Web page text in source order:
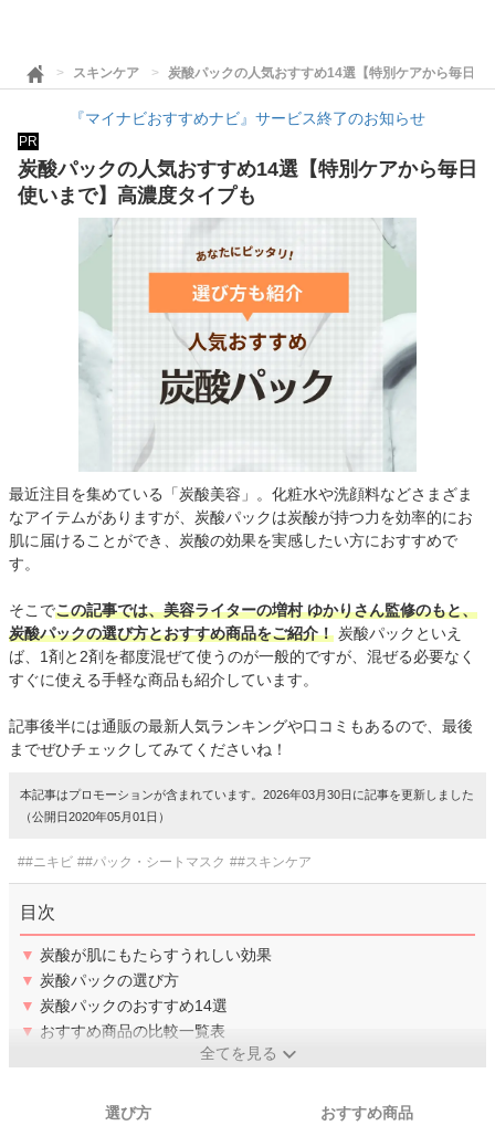
スキンケア 炭酸パックの人気おすすめ14選【特別ケアから毎日使
『マイナビおすすめナビ』サービス終了のお知らせ
PR
炭酸パックの人気おすすめ14選【特別ケアから毎日
使いまで】高濃度タイプも
最近注目を集めている「炭酸美容」。化粧水や洗顔料などさまざま
なアイテムがありますが、炭酸パックは炭酸が持つ力を効率的にお
肌に届けることができ、炭酸の効果を実感したい方におすすめで
す。
そこでこの記事では、美容ライターの増村 ゆかりさん監修のもと、
炭酸パックの選び方とおすすめ商品をご紹介！ 炭酸パックといえ
ば、1剤と2剤を都度混ぜて使うのが一般的ですが、混ぜる必要なく
すぐに使える手軽な商品も紹介しています。
記事後半には通販の最新人気ランキングや口コミもあるので、最後
までぜひチェックしてみてくださいね！
本記事はプロモーションが含まれています。2026年03月30日に記事を更新しました
（公開日2020年05月01日）
##ニキビ ##パック・シートマスク ##スキンケア
目次
▼ 炭酸が肌にもたらすうれしい効果
▼ 炭酸パックの選び方
▼ 炭酸パックのおすすめ14選
▼ おすすめ商品の比較一覧表
全てを見る
選び方 おすすめ商品